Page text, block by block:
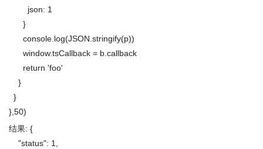
json: 1
}
console.log(JSON.stringify(p))
window.tsCallback = b.callback
return 'foo'
}
}
},50)
结果: {
"status": 1,